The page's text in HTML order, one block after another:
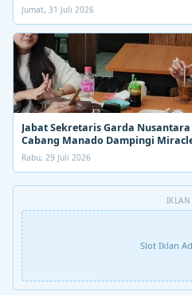
Jumat, 31 Juli 2026
Jabat Sekretaris Garda
Cabang Manado Dampingi
Rabu, 29 Juli 2026
IKLAN
Slot Iklan